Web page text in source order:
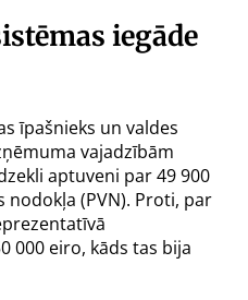
iegāde
īpašnieks un valdes
vajadzībām
aptuveni par 49 900
(PVN). Proti, par
000 eiro, kāds tas bija